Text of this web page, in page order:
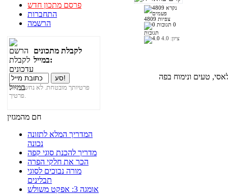
פרסם מתכון חדש
התחברות
הרשמה
לקבלת מתכונים
במייל:
פרטיותך מובטחת. לא נחשוף את
פרטיך.
חם מהמגזין
המדריך המלא לתזונה
נכונה
מדריך להכנת סוגי קפה
הכר את חלקי הפרה
מורה נבוכים לסוגי
תבלינים
אומגה 3: אפקט משולש
4809 צפיות
0
תגובות
ציון: 4.0